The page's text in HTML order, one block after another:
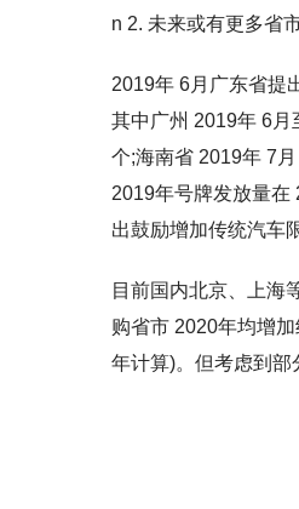
n 2. 未来或有更多省
2019年 6月广东省提
其中广州 2019年 6
个;海南省 2019年 7
2019年号牌发放量在
出鼓励增加传统汽车
目前国内北京、上海
购省市 2020年均增
年计算)。但考虑到部